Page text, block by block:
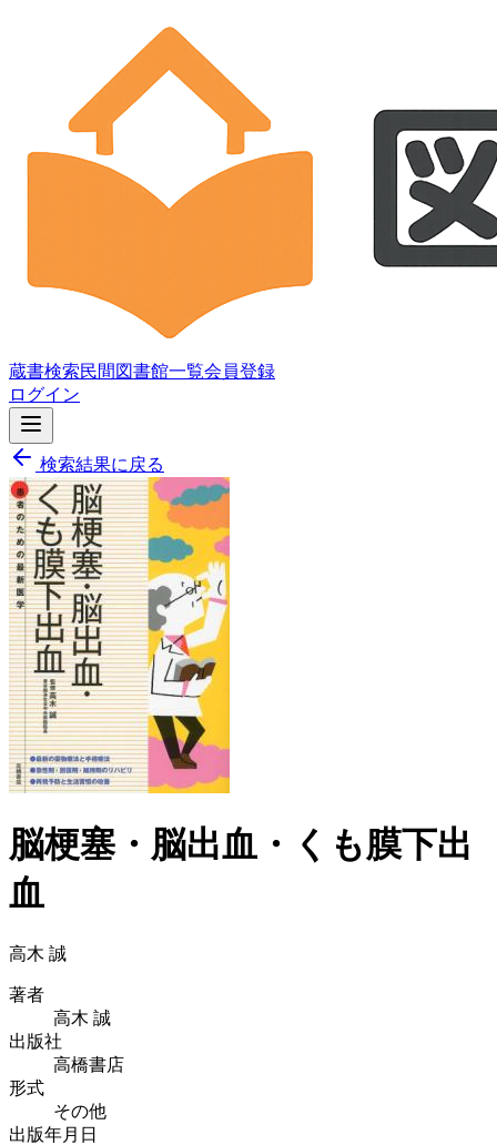
蔵書検索民間図書館一覧会員登録
ログイン
検索結果に戻る
脳梗塞・脳出血・くも膜下出
血
高木 誠
著者
高木 誠
出版社
高橋書店
形式
その他
出版年月日